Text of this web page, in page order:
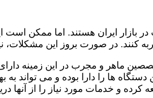
بازار ایران هستند. اما ممکن
کنند. در صورت بروز این مشکلات،
ماهر و مجرب در این زمینه
ها را دارا بوده و می تواند
و خدمات مورد نیاز را از آنها